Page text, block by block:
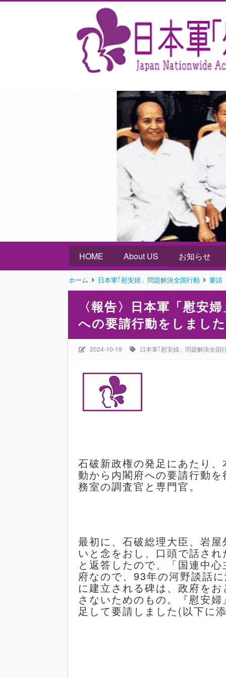
HOME About US お知らせ
ホーム 日本軍｢慰安婦」問題解決全国行動 要請
〈報告〉日本軍「慰安
への要請行動をしました
2024-10-19 日本軍｢慰安婦」問題解決全国
石破新政権の発足にあたり、
動から内閣府への要請行動
務室の調査官と専門官。
最初に、石破総理大臣、岩
いと念をおし、口頭で話さ
と返答したので、「国連中
府なので、93年の河野談話
に建立される碑は、政府を
さないためのもの。『慰安
足して要請しました(以下に